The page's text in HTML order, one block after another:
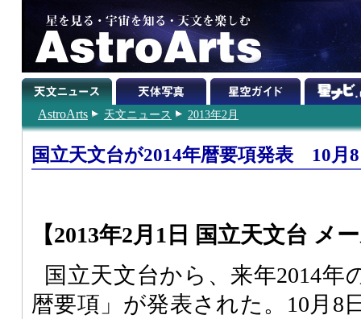
AstroArts 天文ニュース 2013年2月
国立天文台が2014年暦要項発表 10月
【2013年2月1日 国立天文台 メ
国立天文台から、来年2014年
暦要項」が発表された。10月8